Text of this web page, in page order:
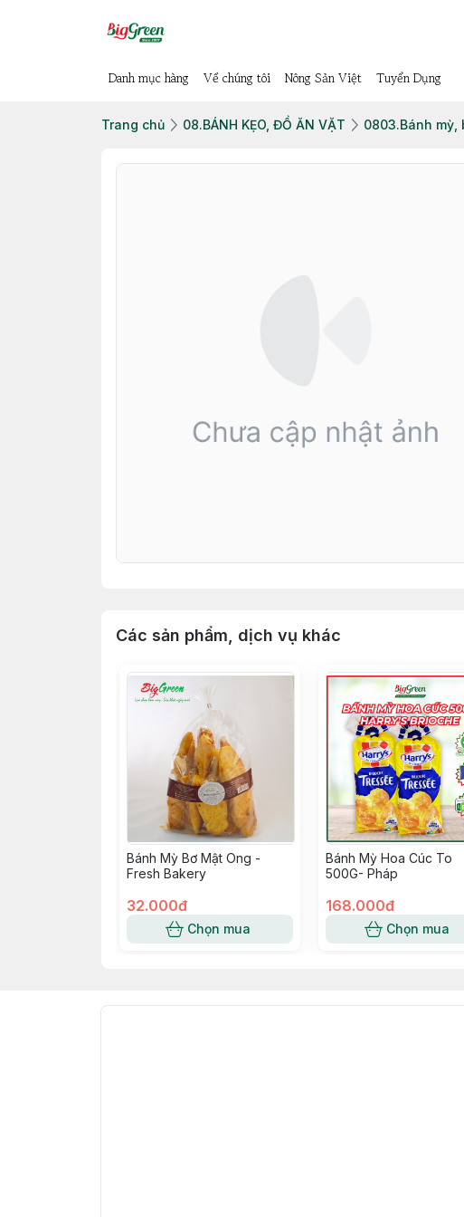
Danh mục hàng Về chúng tôi Nông Sản Việt Tuyển Dụng
Trang chủ 08.BÁNH KẸO, ĐỒ ĂN VẶT 0803.Bánh mỳ,
Các sản phẩm, dịch vụ khác
Bánh Mỳ Bơ Mật Ong -
Fresh Bakery
32.000đ
Chọn mua
Bánh Mỳ Hoa Cúc To
500G- Pháp
168.000đ
Chọn mua